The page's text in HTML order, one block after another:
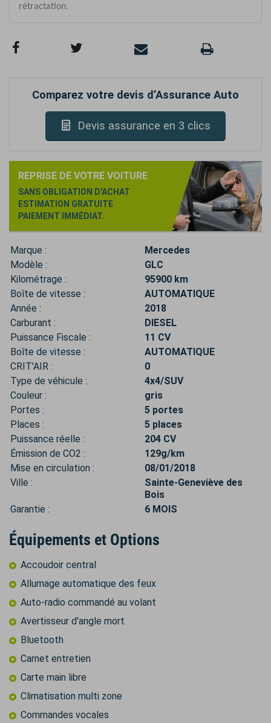
Comparez votre devis d’Assurance Auto
Devis assurance en 3 clics
REPRISE DE VOTRE VOITURE
SANS OBLIGATION D'ACHAT
ESTIMATION GRATUITE
PAIEMENT IMMÉDIAT.
Marque :
Mercedes
Modèle :
GLC
Kilométrage :
95900 km
Boîte de vitesse :
AUTOMATIQUE
Année :
2018
Carburant :
DIESEL
Puissance Fiscale :
11 CV
Boîte de vitesse :
AUTOMATIQUE
CRIT'AIR :
0
Type de véhicule :
4x4/SUV
Couleur :
gris
Portes :
5 portes
Places :
5 places
Puissance réelle :
204 CV
Émission de CO2 :
129g/km
Mise en circulation :
08/01/2018
Ville :
Sainte-Geneviève des
Bois
Garantie :
6 MOIS
Équipements et Options
Accoudoir central
Allumage automatique des feux
Auto-radio commandé au volant
Avertisseur d'angle mort
Bluetooth
Carnet entretien
Carte main libre
Climatisation multi zone
Commandes vocales